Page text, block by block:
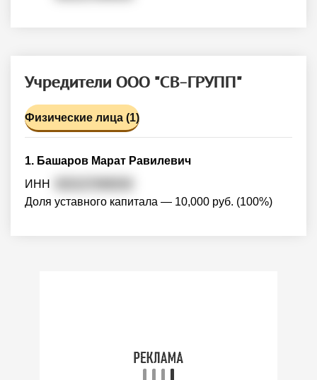
Учредители ООО "СВ-ГРУПП"
Физические лица (1)
1. Башаров Марат Равилевич
ИНН
Доля уставного капитала — 10,000 руб. (100%)